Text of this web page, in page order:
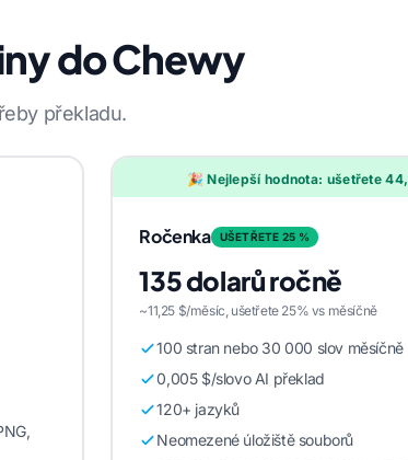
do Chewy
překladu.
🎉 Nejlepší hodnota: ušetřete
Ročenka UŠETŘETE 25 %
135 dolarů ročně
~11,25 $/měsíc, ušetřete 25% vs měsíčně
100 stran nebo 30 000 slov měsíčně
0,005 $/slovo AI překlad
120+ jazyků
Neomezené úložiště souborů